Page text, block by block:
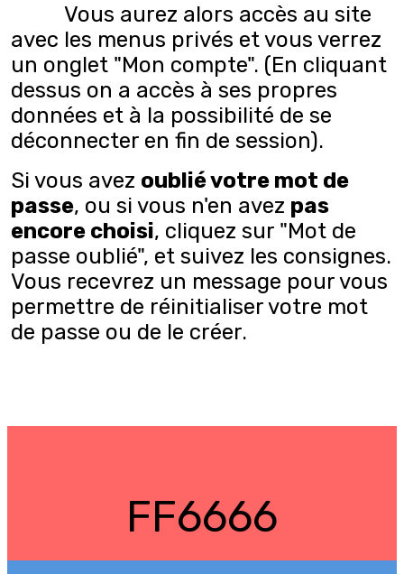
Vous aurez alors accès au site
avec les menus privés et vous verrez
un onglet "Mon compte". (En cliquant
dessus on a accès à ses propres
données et à la possibilité de se
déconnecter en fin de session).
Si vous avez oublié votre mot de
passe, ou si vous n'en avez pas
encore choisi, cliquez sur "Mot de
passe oublié", et suivez les consignes.
Vous recevrez un message pour vous
permettre de réinitialiser votre mot
de passe ou de le créer.
FF6666